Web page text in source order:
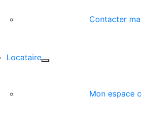
Contacter
Locataire
Mon espace